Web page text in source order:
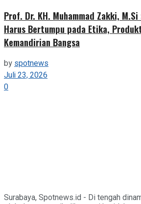
Prof. Dr. KH. Muhammad Zakki,
Harus Bertumpu pada Etika,
Kemandirian Bangsa
byspotnews
Juli 23, 2026
0
Surabaya, Spotnews.id - Di tengah